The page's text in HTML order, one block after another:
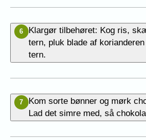
6
Klargør tilbehøret: Kog ris,
tern, pluk blade af
tern.
7
Kom sorte bønner og mørk
Lad det simre med, så